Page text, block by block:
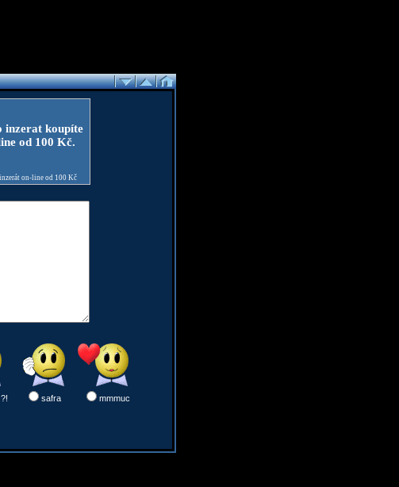
inzerat koupíte
od 100 Kč.
on-line od 100 Kč
safra
mmmuc